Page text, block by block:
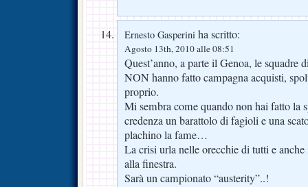
Ernesto Gasperini ha scritto:
Agosto 13th, 2010 alle 08:51
Quest’anno, a parte il Genoa, le squadre
NON hanno fatto campagna acquisti,
proprio.
Mi sembra come quando non hai fatto la
credenza un barattolo di fagioli e una
plachino la fame…
La crisi urla nelle orecchie di tutti e
alla finestra.
Sarà un campionato “austerity”..!